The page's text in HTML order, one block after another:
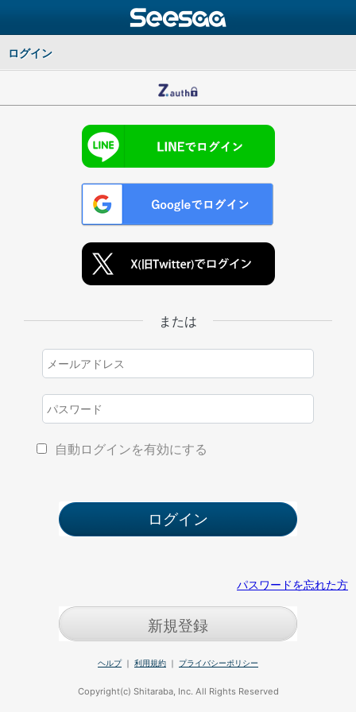
ログイン
または
自動ログインを有効にする
パスワードを忘れた方
新規登録
ヘルプ｜ 利用規約 ｜ プライバシーポリシー
Copyright(c) Shitaraba, Inc. All Rights Reserved